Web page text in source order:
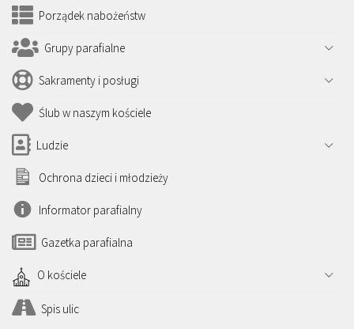
Porządek nabożeństw
Grupy parafialne
Sakramenty i posługi
Ślub w naszym kościele
Ludzie
Ochrona dzieci i młodzieży
Informator parafialny
Gazetka parafialna
O kościele
Spis ulic